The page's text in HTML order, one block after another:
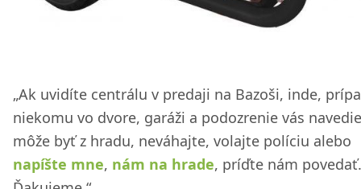
„Ak uvidíte centrálu v predaji na Bazoši, inde,
niekomu vo dvore, garáži a podozrenie vás
môže byť z hradu, neváhajte, volajte políciu alebo
napíšte mne, nám na hrade, príďte nám povedať.